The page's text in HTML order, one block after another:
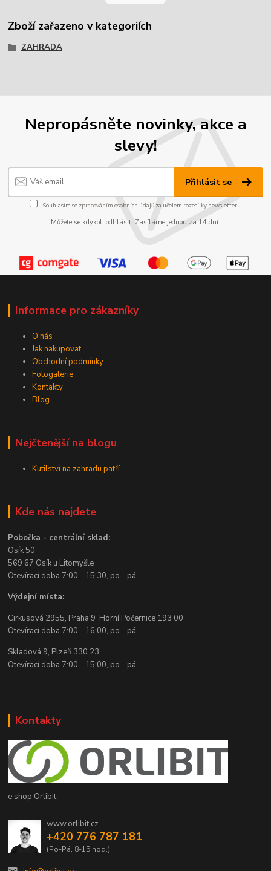
Zboží zařazeno v kategoriích
ZAHRADA
Nepropásněte novinky, akce a
slevy!
Přihlásit se
Souhlasím se zpracováním osobních údajůza účelem rozesílky newsletteru.
Můžete se kdykoli odhlásit. Zasíláme jednou za 14 dní.
Informace pro zákazníky
O nás
Jak nakupovat
Obchodní podmínky
Fotogalerie
Kontakty
Blog
Nejčtenější na blogu
Kutilství na zahradu patří
Kde nás najdete
Pobočka - centrální sklad:
Osík 50
569 67 Osík u Litomyšle
Otevírací doba 7:00 - 15:30, po - pá
Výdejní místa:
Cirkusová 2955, Praha 9 Horní Počernice 193 00
Otevírací doba 7:00 - 16:00, po - pá
Skladová 9, Plzeň 330 23
Otevírací doba 7:00 - 15:00, po - pá
Kontakty
e shop Orlibit
www.orlibit.cz
+420 776 787 181
(Po-Pá, 8-15 hod.)